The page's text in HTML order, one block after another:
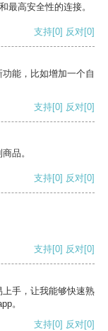
最高安全性的连接。
支持[0] 反对[0]
能，比如增加一个自
支持[0] 反对[0]
品。
支持[0] 反对[0]
支持[0] 反对[0]
手，让我能够快速熟
。
支持[0] 反对[0]